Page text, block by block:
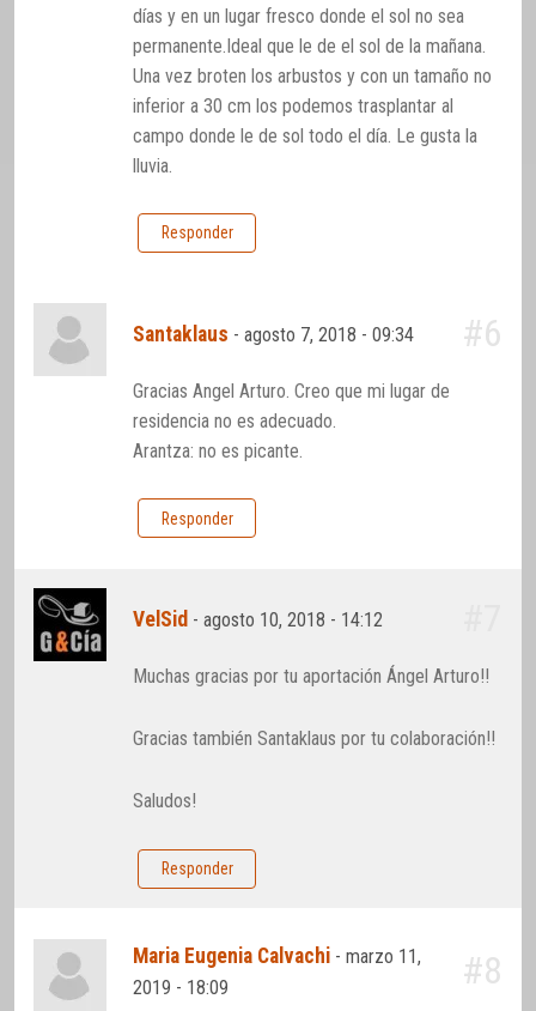
días y en un lugar fresco donde el sol no sea
permanente.Ideal que le de el sol de la mañana.
Una vez broten los arbustos y con un tamaño no
inferior a 30 cm los podemos trasplantar al
campo donde le de sol todo el día. Le gusta la
lluvia.
Responder
Santaklaus -agosto 7, 2018 - 09:34 #6
Gracias Angel Arturo. Creo que mi lugar de
residencia no es adecuado.
Arantza: no es picante.
Responder
VelSid -agosto 10, 2018 - 14:12
Muchas gracias por tu aportación Ángel Arturo!!
Gracias también Santaklaus por tu colaboración!!
Saludos!
Responder
Maria Eugenia Calvachi -marzo 11,
2019 - 18:09
#8